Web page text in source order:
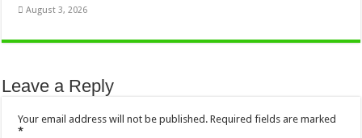
August 3, 2026
Leave a Reply
Your email address will not be published. Required fields are marked
*